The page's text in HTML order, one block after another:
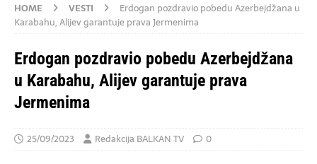
HOME VESTI
Erdogan pozdravio pobedu Azerbejdžana u
Karabahu, Alijev garantuje prava Jermenima
Erdogan pozdravio pobedu Azerbejdžana
u Karabahu, Alijev garantuje prava
Jermenima
25/09/2023 Redakcija BALKAN TV 0